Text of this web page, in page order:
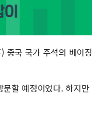
중국 국가 주석의 베이징
할 예정이었다. 하지만